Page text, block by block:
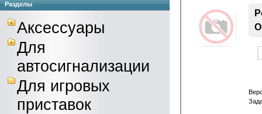
Разделы
Аксессуары
Для
автосигнализации
Для игровых
приставок